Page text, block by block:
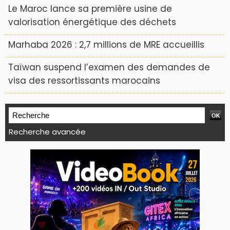
Le Maroc lance sa première usine de
valorisation énergétique des déchets
Marhaba 2026 : 2,7 millions de MRE accueillis
Taïwan suspend l’examen des demandes de
visa des ressortissants marocains
Recherche avancée
WEB TV LODJ24 : Youtube, kick et twitch
آخر الأخبار
هؤلاء يفتتحون الدورة ال14 لمهرجان صيف الاوداية على منصة كورنيش ابو رقراق
Plein écran